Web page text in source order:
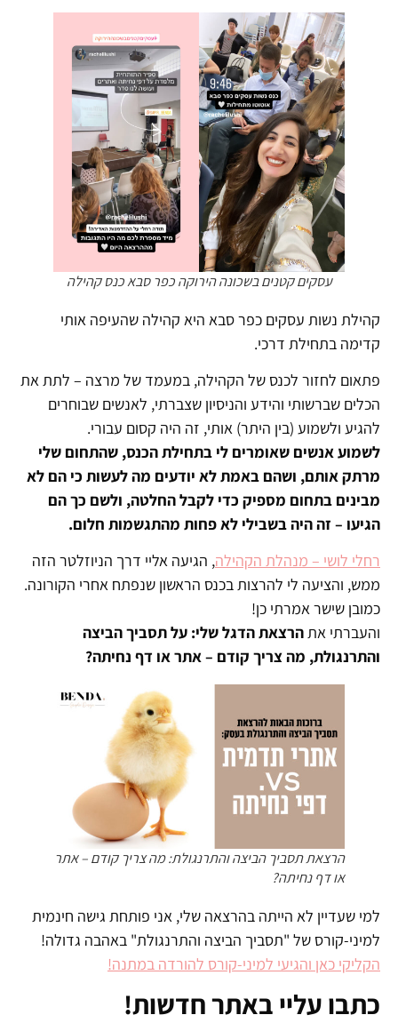
עסקים קטנים בשכונה הירוקה כפר סבא כנס קהילה
קהילת נשות עסקים כפר סבא היא קהילה שהעיפה אותי
קדימה בתחילת דרכי.
פתאום לחזור לכנס של הקהילה, במעמד של מרצה – לתת את
הכלים שברשותי והידע והניסיון שצברתי, לאנשים שבוחרים
להגיע ולשמוע (בין היתר) אותי, זה היה קסום עבורי.
לשמוע אנשים שאומרים לי בתחילת הכנס, שהתחום שלי
מרתק אותם, ושהם באמת לא יודעים מה לעשות כי הם לא
מבינים בתחום מספיק כדי לקבל החלטה, ולשם כך הם
הגיעו – זה היה בשבילי לא פחות מהתגשמות חלום.
רחלי לושי – מנהלת הקהילה, הגיעה אליי דרך הניוזלטר הזה
ממש, והציעה לי להרצות בכנס הראשון שנפתח אחרי הקורונה.
כמובן שישר אמרתי כן!
והעברתי אתהרצאת הדגל שלי: על תסביך הביצה
והתרנגולת, מה צריך קודם – אתר או דף נחיתה?
הרצאת תסביך הביצה והתרנגולת: מה צריך קודם – אתר
או דף נחיתה?
למי שעדיין לא הייתה בהרצאה שלי, אני פותחת גישה חינמית
למיני-קורס של "תסביך הביצה והתרנגולת" באהבה גדולה!
הקליקי כאן והגיעי למיני-קורס להורדה במתנה!
כתבו עליי באתר חדשות!